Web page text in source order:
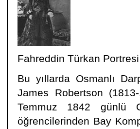
Fahreddin Türkan Portresi
Bu yıllarda Osmanlı
James Robertson
Temmuz 1842 günlü
öğrencilerinden Bay